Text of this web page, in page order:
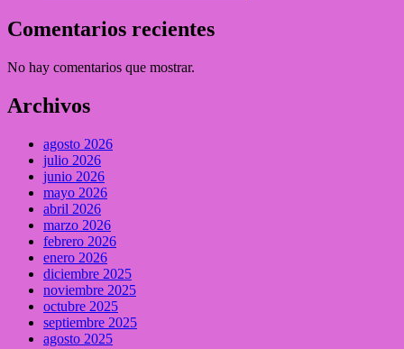
Comentarios recientes
No hay comentarios que mostrar.
Archivos
agosto 2026
julio 2026
junio 2026
mayo 2026
abril 2026
marzo 2026
febrero 2026
enero 2026
diciembre 2025
noviembre 2025
octubre 2025
septiembre 2025
agosto 2025